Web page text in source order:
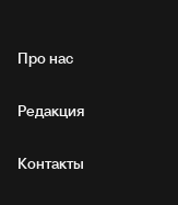
Про нас
Редакция
Контакты